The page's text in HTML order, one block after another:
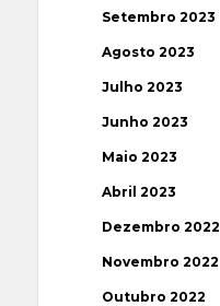
Setembro 2023
Agosto 2023
Julho 2023
Junho 2023
Maio 2023
Abril 2023
Dezembro 2022
Novembro 2022
Outubro 2022